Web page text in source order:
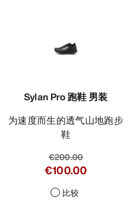
Sylan Pro 跑鞋 男装
为速度而生的透气山地跑步
鞋
€200.00
€100.00
比较